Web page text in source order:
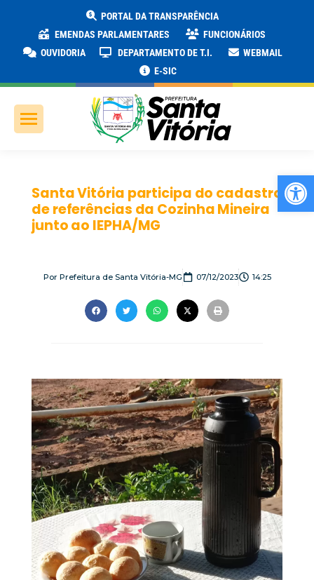
PORTAL DA TRANSPARÊNCIA
EMENDAS PARLAMENTARES
FUNCIONÁRIOS
OUVIDORIA
DEPARTAMENTO DE T.I.
WEBMAIL
E-SIC
Santa Vitória participa do cadastro
de referências da Cozinha Mineira
junto ao IEPHA/MG
PorPrefeitura de Santa Vitória-MG 07/12/2023 14:25